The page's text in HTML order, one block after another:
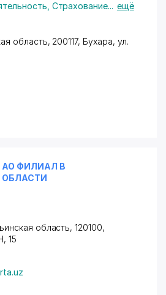
Страхование... ещё
область, 200117, Бухара, ул.
АО ФИЛИАЛ В
область, 120100,
, 15